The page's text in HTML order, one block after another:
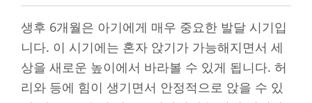
생후 6개월은 아기에게 매우 중요한 발달 시기입
니다. 이 시기에는 혼자 앉기가 가능해지면서 세
상을 새로운 높이에서 바라볼 수 있게 됩니다. 허
리와 등에 힘이 생기면서 안정적으로 앉을 수 있